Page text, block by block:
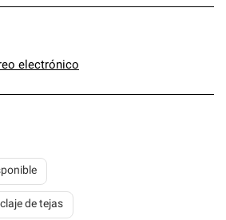
electrónico
de tejas